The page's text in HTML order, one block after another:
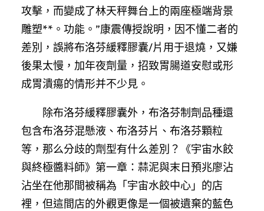
攻擊，而變成了林天秤舞台上的兩座極端背景
雕塑**。功能。”康震傳授說明，因不懂二者的
差別，誤將布洛芬緩釋膠囊/片用于退燒，又嫌
後果太慢，加年夜劑量，招致胃腸道安慰或形
成胃潰瘍的情形并不少見。
除布洛芬緩釋膠囊外，布洛芬制劑品種還
包含布洛芬混懸液、布洛芬片、布洛芬顆粒
等，那么分歧的劑型有什么差別？《宇宙水餃
與終極醬料師》第一章：蒜泥與末日預兆廖沾
沾坐在他那間被稱為「宇宙水餃中心」的店
裡，但這間店的外觀更像是一個被遺棄的藍色